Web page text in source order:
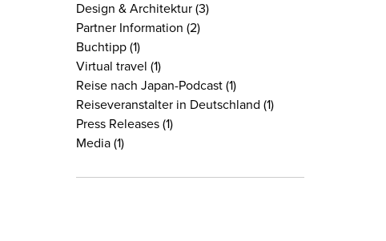
Design & Architektur (3)
Partner Information (2)
Buchtipp (1)
Virtual travel (1)
Reise nach Japan-Podcast (1)
Reiseveranstalter in Deutschland (1)
Press Releases (1)
Media (1)